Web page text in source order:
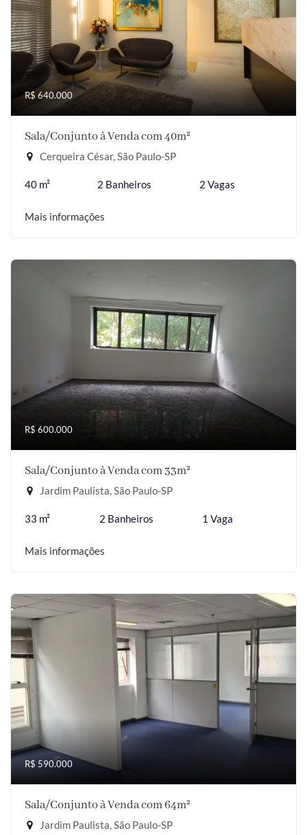
R$ 640.000
Sala/Conjunto à Venda com 40m²
Cerqueira César, São Paulo-SP
40 m² 2 Banheiros 2 Vagas
Mais informações
R$ 600.000
Sala/Conjunto à Venda com 33m²
Jardim Paulista, São Paulo-SP
33 m² 2 Banheiros 1 Vaga
Mais informações
R$ 590.000
Sala/Conjunto à Venda com 64m²
Jardim Paulista, São Paulo-SP